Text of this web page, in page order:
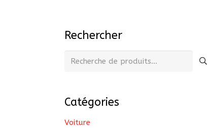
Rechercher
Recherche
Catégories
Voiture